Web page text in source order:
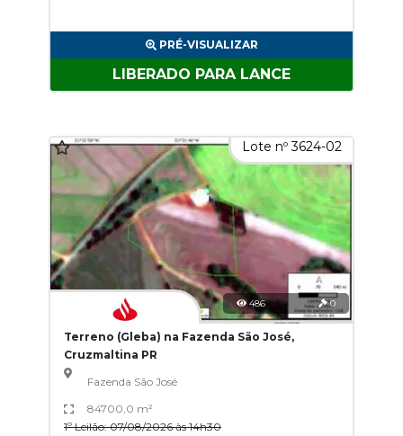
PRÉ-VISUALIZAR
LIBERADO PARA LANCE
Lote nº 3624-02
486 0
Terreno (Gleba) na Fazenda São José,
Cruzmaltina PR
Fazenda São José
84700,0 m²
1º Leilão: 07/08/2026 às 14h30